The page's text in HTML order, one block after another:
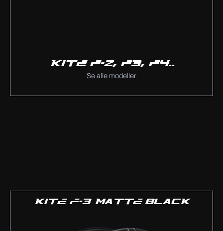
KITE F-2, F3, F4..
Se alle modeller
KITE F-3 MATTE BLACK